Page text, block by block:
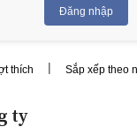
Đăng nhập
thích | Sắp xếp theo
ty